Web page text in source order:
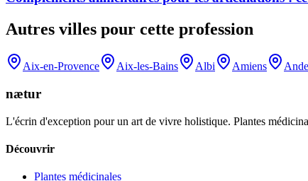
Autres villes pour cette profession
Aix-en-Provence Aix-les-Bains Albi Amiens
nætur
L'écrin d'exception pour un art de vivre holistique. Plantes
Découvrir
Plantes médicinales